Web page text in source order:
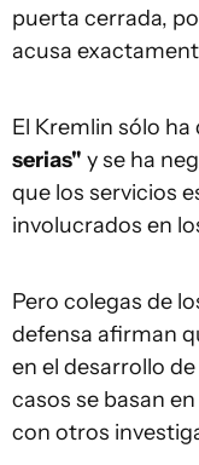
puerta cerrada,
acusa
El Kremlin sólo ha
serias" y se ha
que los servicios
involucrados en
Pero colegas de
defensa afirman
en el desarrollo
casos se basan
con otros